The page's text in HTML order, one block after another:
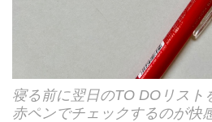
寝る前に翌日のTO DOリスト
赤ペンでチェックするのが快